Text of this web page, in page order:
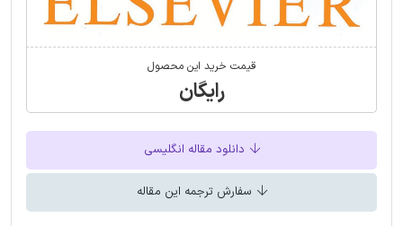
قیمت خرید این محصول
رایگان
دانلود مقاله انگلیسی
سفارش ترجمه این مقاله